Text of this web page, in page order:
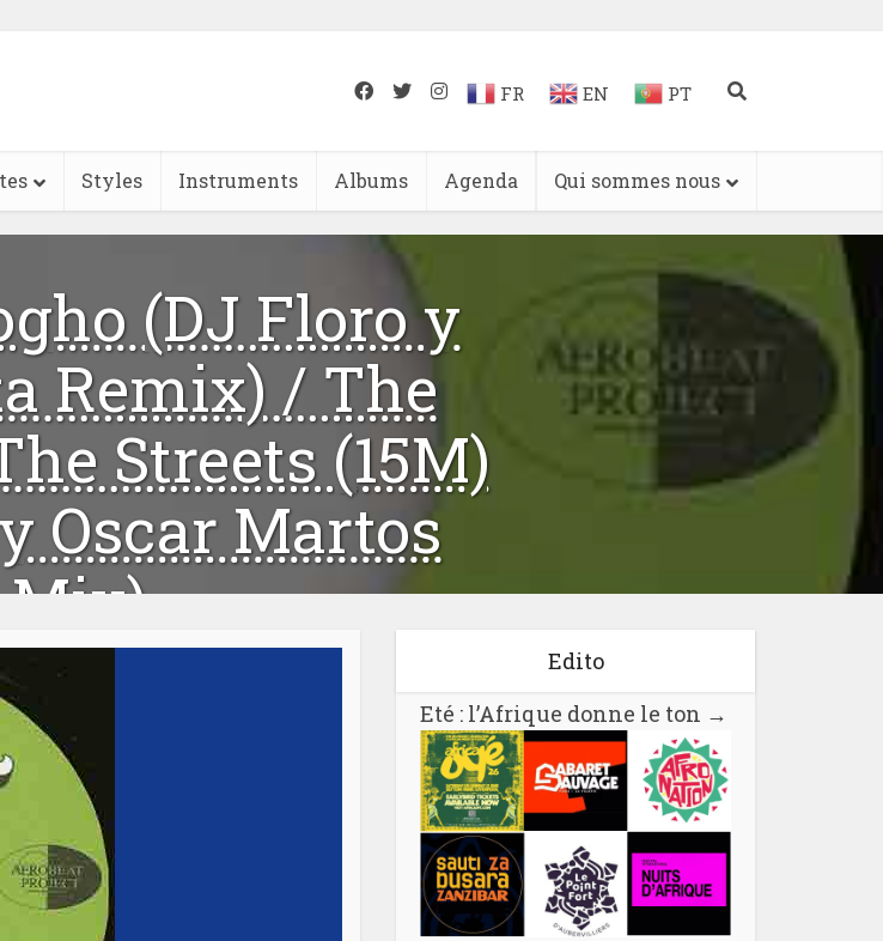
FR EN PT
Styles Instruments Albums Agenda Qui sommes nous
(DJ Floro y
Remix) / The
Streets (15M)
Oscar Martos
Mix)
Espagne Support :45t Parution :2011
Edito
Eté : l’Afrique donne le ton →